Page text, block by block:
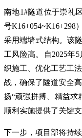
南地1#隧道位于崇礼
号K16+054~K16+298
采用端墙式结构。该
工风险高。自2025年
织施工、优化工艺工
战，确保了隧道安全
扬“顽强拼搏、精益求
顺利实施提供了关键支
下一步，项目 部将持